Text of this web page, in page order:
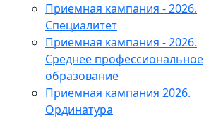
Приемная кампания - 2026.
Специалитет
Приемная кампания - 2026.
Среднее профессиональное
образование
Приемная кампания 2026.
Ординатура